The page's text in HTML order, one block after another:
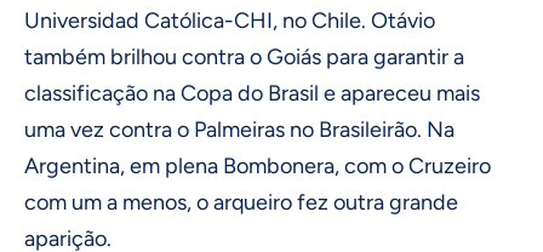
Universidad Católica-CHI, no Chile. Otávio
também brilhou contra o Goiás para garantir a
classificação na Copa do Brasil e apareceu mais
uma vez contra o Palmeiras no Brasileirão. Na
Argentina, em plena Bombonera, com o Cruzeiro
com um a menos, o arqueiro fez outra grande
aparição.